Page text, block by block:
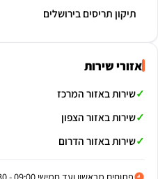
תיקון תריסים בירושלים
אזורי שירות
שירות באזור המרכז
שירות באזור הצפון
שירות באזור הדרום